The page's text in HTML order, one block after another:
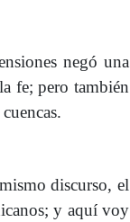
negó una
fe; pero también
discurso, el
y aquí voy